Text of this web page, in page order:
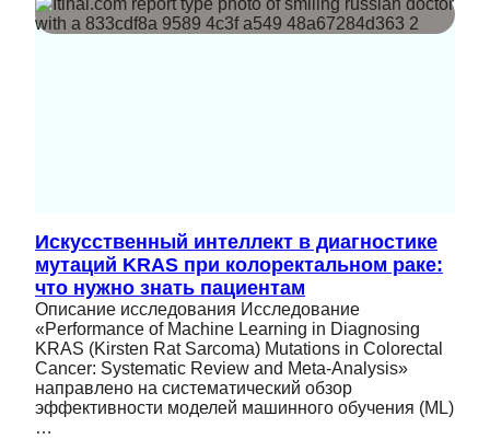
Искусственный интеллект в диагностике
мутаций KRAS при колоректальном раке:
что нужно знать пациентам
Описание исследования Исследование
«Performance of Machine Learning in Diagnosing
KRAS (Kirsten Rat Sarcoma) Mutations in Colorectal
Cancer: Systematic Review and Meta-Analysis»
направлено на систематический обзор
эффективности моделей машинного обучения (ML)
…